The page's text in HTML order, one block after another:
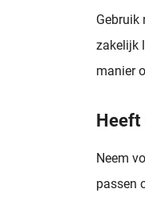
Gebruik
zakelijk
manier
Heeft
Neem
passen